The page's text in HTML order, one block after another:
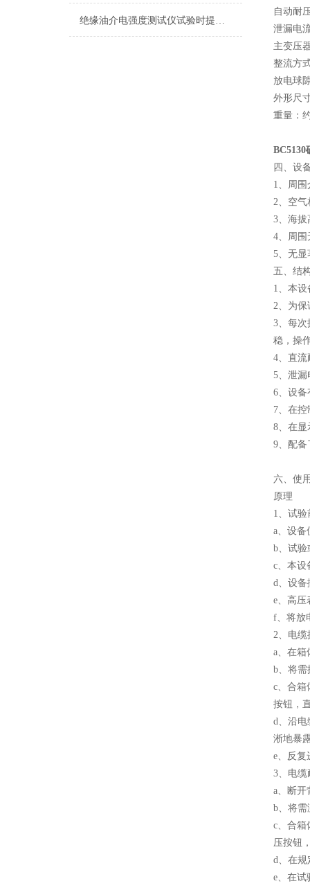
绝缘油介电强度测试仪试验时提取油样的正确方法
自动耐
泄漏电
主变压
整流方
放电球
外形尺
重量：
BC5130
四、设
1、周
2、空
3、海拔
4、周围
5、无显
五、结
1、本
2、为保
3、每次
稳，操
4、直流
5、泄漏
6、设备
7、在
8、在显
9、配备
六、使
原理
1、试验
a、设备
b、试验
c、本设
d、设备
e、高压
f、将放
2、电缆
a、在箱
b、将
c、合箱
按钮，
d、沿电
淅地暴
e、反复
3、电缆
a、断开
b、将
c、合箱
压按钮
d、在规
e、在试